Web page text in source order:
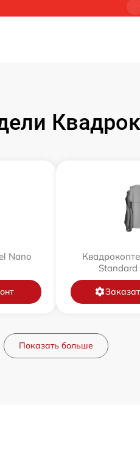
Nano
Показать больше